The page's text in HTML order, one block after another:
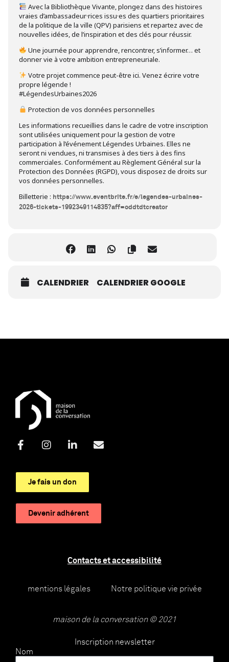
Avec la Bibliothèque Vivante, plongez dans des histoires
vraies d’ambassadeur·rices issu·es des quartiers prioritaires
de la politique de la ville (QPV) parisiens et repartez avec de
nouvelles idées, de l’inspiration et des clés pour réussir.
Une journée pour apprendre, rencontrer, s’informer… et
donner vie à votre ambition entrepreneuriale.
Votre projet commence peut-être ici. Venez écrire votre
propre légende !
#LégendesUrbaines2026
Protection de vos données personnelles
Les informations recueillies dans le cadre de votre inscription
sont utilisées uniquement pour la gestion de votre
participation à l’événement Légendes Urbaines. Elles ne
seront ni vendues, ni transmises à des tiers à des fins
commerciales. Conformément au Règlement Général sur la
Protection des Données (RGPD), vous disposez de droits sur
vos données personnelles.
Billetterie : https://www.eventbrite.fr/e/legendes-urbaines-
2026-tickets-1992349114835?aff=oddtdtcreator
CALENDRIER CALENDRIER GOOGLE
Je fais un don
Devenir adhérent
Contacts et accessibilité
mentions légales Notre politique vie privée
maison de la conversation © 2021
Inscription newsletter
Nom